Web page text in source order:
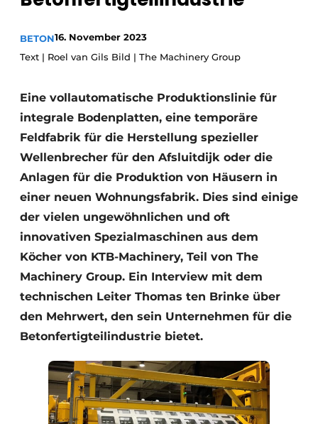
BETON16. November 2023
Text | Roel van Gils Bild | The Machinery Group
Eine vollautomatische Produktionslinie für
integrale Bodenplatten, eine temporäre
Feldfabrik für die Herstellung spezieller
Wellenbrecher für den Afsluitdijk oder die
Anlagen für die Produktion von Häusern in
einer neuen Wohnungsfabrik. Dies sind einige
der vielen ungewöhnlichen und oft
innovativen Spezialmaschinen aus dem
Köcher von KTB-Machinery, Teil von The
Machinery Group. Ein Interview mit dem
technischen Leiter Thomas ten Brinke über
den Mehrwert, den sein Unternehmen für die
Betonfertigteilindustrie bietet.